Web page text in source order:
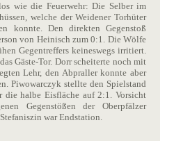
wie die Feuerwehr: Die Selber im
welche der Weidener Torhüter
konnte. Den direkten Gegenstoß
von Heinisch zum 0:1. Die Wölfe
Gegentreffers keineswegs irritiert.
Gäste-Tor. Dorr scheiterte noch mit
Lehr, den Abpraller konnte aber
Piwowarczyk stellte den Spielstand
die halbe Eisfläche auf 2:1. Vorsicht
Gegenstößen der Oberpfälzer
war Endstation.